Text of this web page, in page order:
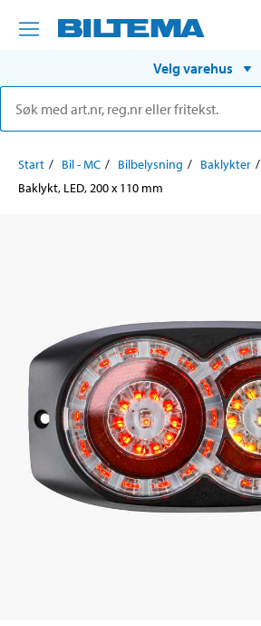
Velg varehus
Start Bil - MC Bilbelysning
Baklykter
Baklykt, LED, 200 x 110 mm